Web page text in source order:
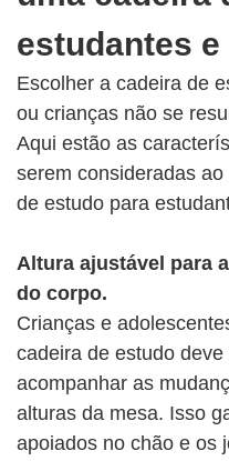
estudantes
Escolher a cadeira de
ou crianças não se
Aqui estão as
serem consideradas
de estudo para
Altura ajustável para
do corpo.
Crianças e
cadeira de estudo
acompanhar as
alturas da mesa. Isso
apoiados no chão e os